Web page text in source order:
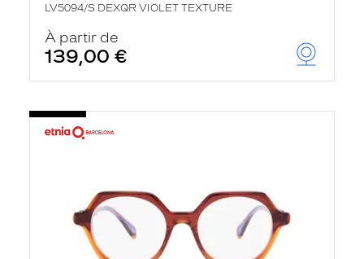
LV5094/S DEXQR VIOLET TEXTURE
À partir de
139,00 €